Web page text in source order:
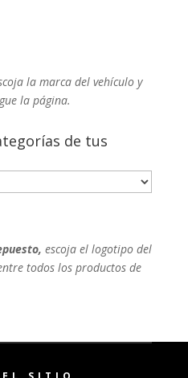
la marca del vehículo y
la página.
de tus
escoja el logotipo del
todos los productos de